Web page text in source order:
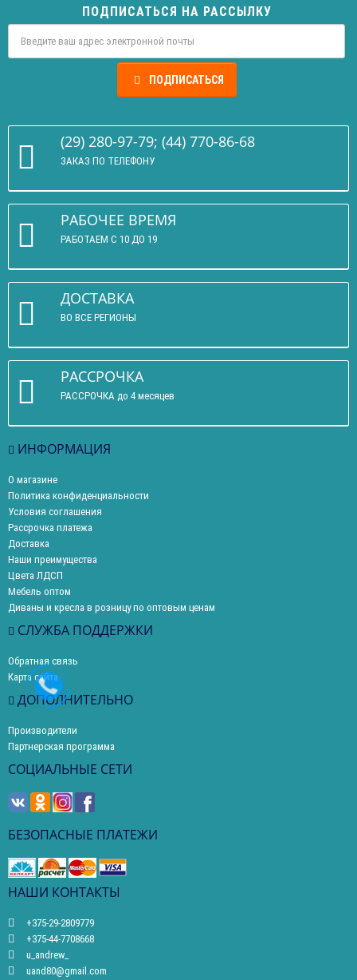
ПОДПИСАТЬСЯ НА РАССЫЛКУ
ПОДПИСАТЬСЯ
(29) 280-97-79; (44) 770-86-68
ЗАКАЗ ПО ТЕЛЕФОНУ
РАБОЧЕЕ ВРЕМЯ
РАБОТАЕМ С 10 ДО 19
ДОСТАВКА
ВО ВСЕ РЕГИОНЫ
РАССРОЧКА
РАССРОЧКА до 4 месяцев
ИНФОРМАЦИЯ
О магазине
Политика конфиденциальности
Условия соглашения
Рассрочка платежа
Доставка
Наши преимущества
Цвета ЛДСП
Мебель оптом
Диваны и кресла в розницу по оптовым ценам
СЛУЖБА ПОДДЕРЖКИ
Обратная связь
Карта сайта
ДОПОЛНИТЕЛЬНО
Производители
Партнерская программа
СОЦИАЛЬНЫЕ СЕТИ
БЕЗОПАСНЫЕ ПЛАТЕЖИ
НАШИ КОНТАКТЫ
+375-29-2809779
+375-44-7708668
u_andrew_
uand80@gmail.com